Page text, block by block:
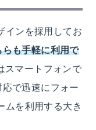
インを採用してお
も手軽に利用で
スマートフォンで
で迅速にフォー
ムを利用する大き